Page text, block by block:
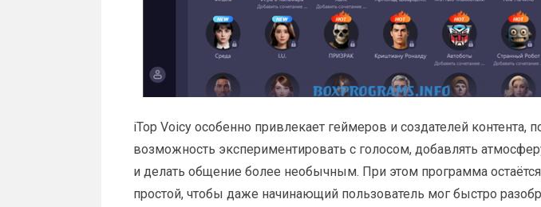
iTop Voicy особенно привлекает геймеров и создателей контента,
возможность экспериментировать с голосом, добавлять
и делать общение более необычным. При этом программа остаётся
простой, чтобы даже начинающий пользователь мог быстро